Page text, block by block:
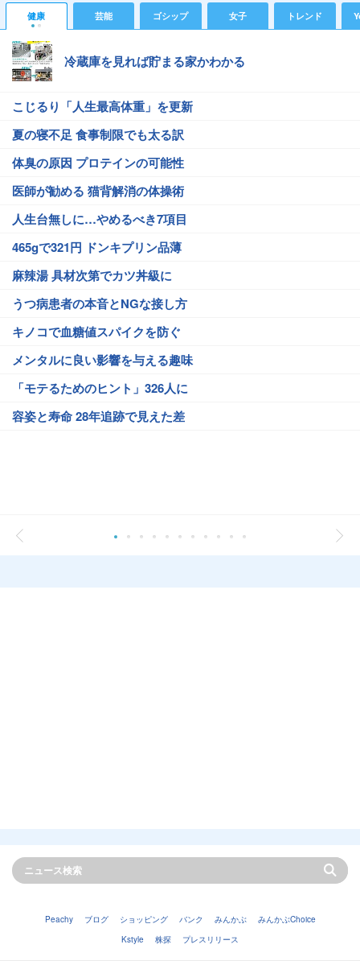
健康 芸能 ゴシップ 女子 トレンド
冷蔵庫を見れば貯まる家かわかる
こじるり「人生最高体重」を更新
夏の寝不足 食事制限でも太る訳
体臭の原因 プロテインの可能性
医師が勧める 猫背解消の体操術
人生台無しに…やめるべき7項目
465gで321円 ドンキプリン品薄
麻辣湯 具材次第でカツ丼級に
うつ病患者の本音とNGな接し方
キノコで血糖値スパイクを防ぐ
メンタルに良い影響を与える趣味
「モテるためのヒント」326人に
容姿と寿命 28年追跡で見えた差
Peachy ブログ ショッピング バンク みんかぶ
みんかぶChoice
Kstyle
株探 プレスリリース